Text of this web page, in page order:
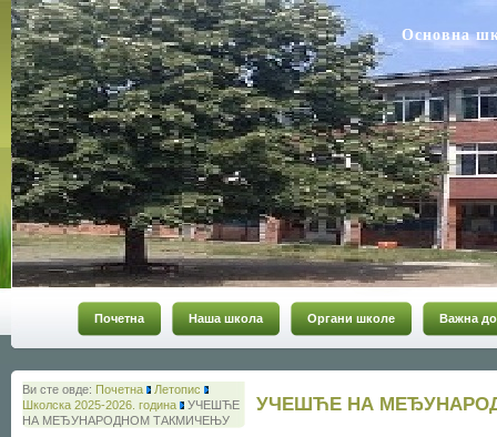
Основна
Почетна Наша школа Органи школе Важна
Ви сте овде: Почетна
Летопис
Школска 2025-2026. година
УЧЕШЋЕ
НА МЕЂУНАРОДНОМ ТАКМИЧЕЊУ
УЧЕШЋЕ НА